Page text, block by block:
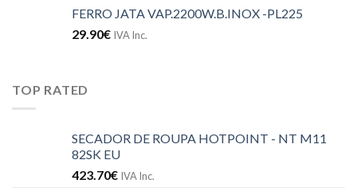
FERRO JATA VAP.2200W.B.INOX -PL225
29.90€ IVA Inc.
TOP RATED
SECADOR DE ROUPA HOTPOINT - NT M11
82SK EU
423.70€ IVA Inc.